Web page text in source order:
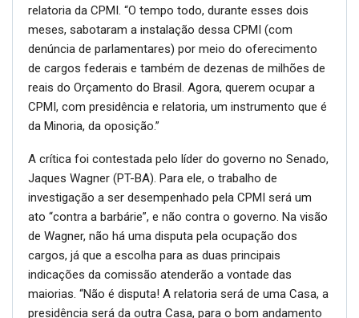
relatoria da CPMI. “O tempo todo, durante esses dois
meses, sabotaram a instalação dessa CPMI (com
denúncia de parlamentares) por meio do oferecimento
de cargos federais e também de dezenas de milhões de
reais do Orçamento do Brasil. Agora, querem ocupar a
CPMI, com presidência e relatoria, um instrumento que é
da Minoria, da oposição.”
A crítica foi contestada pelo líder do governo no Senado,
Jaques Wagner (PT-BA). Para ele, o trabalho de
investigação a ser desempenhado pela CPMI será um
ato “contra a barbárie”, e não contra o governo. Na visão
de Wagner, não há uma disputa pela ocupação dos
cargos, já que a escolha para as duas principais
indicações da comissão atenderão a vontade das
maiorias. “Não é disputa! A relatoria será de uma Casa, a
presidência será da outra Casa, para o bom andamento